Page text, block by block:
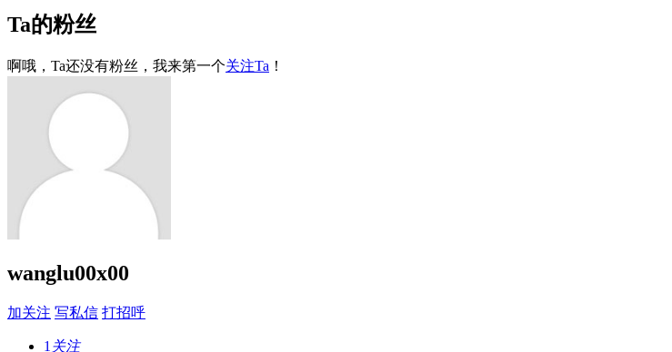
Ta的粉丝
啊哦，Ta还没有粉丝，我来第一个关注Ta ！
wanglu00x00
加关注 写私信 打招呼
1 关注